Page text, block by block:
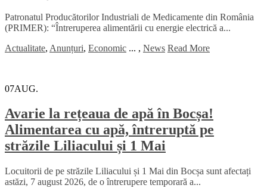
Patronatul Producătorilor Industriali de Medicamente din România
(PRIMER): “Întreruperea alimentării cu energie electrică a...
Actualitate, Anunțuri, Economic ... , News Read More
07AUG.
Avarie la rețeaua de apă în Bocșa!
Alimentarea cu apă, întreruptă pe
străzile Liliacului și 1 Mai
Locuitorii de pe străzile Liliacului și 1 Mai din Bocșa sunt afectați
astăzi, 7 august 2026, de o întrerupere temporară a...